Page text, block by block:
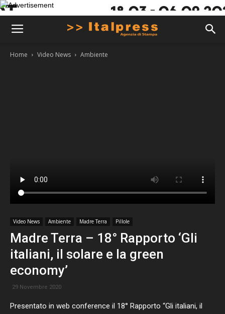
Home Video News Ambiente
Video News Ambiente Madre Terra Pillole
Madre Terra – 18° Rapporto ‘Gli
italiani, il solare e la green
economy’
29 Novembre 2020
Presentato in web conference il 18° Rapporto “Gli italiani, il